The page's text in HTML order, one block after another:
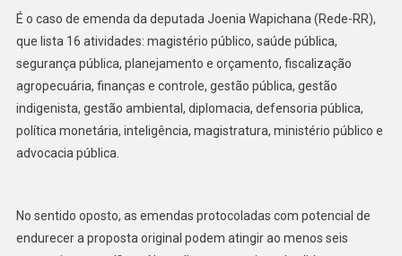
É o caso de emenda da deputada Joenia Wapichana (Rede-RR),
que lista 16 atividades: magistério público, saúde pública,
segurança pública, planejamento e orçamento, fiscalização
agropecuária, finanças e controle, gestão pública, gestão
indigenista, gestão ambiental, diplomacia, defensoria pública,
política monetária, inteligência, magistratura, ministério público e
advocacia pública.
No sentido oposto, as emendas protocoladas com potencial de
endurecer a proposta original podem atingir ao menos seis